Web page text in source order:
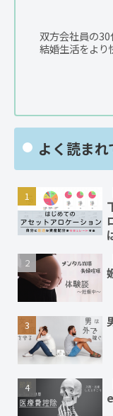
双方会社員の30
結婚生活をより
よく読ま